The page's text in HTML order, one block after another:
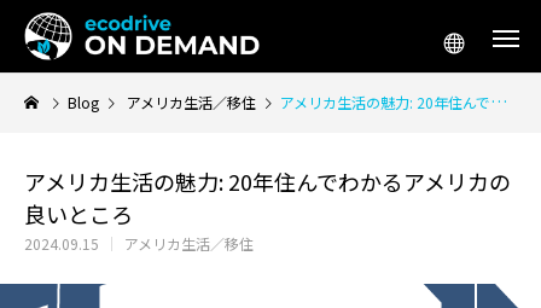
アメリカ生活／移住
Blog アメリカ生活／移住 アメリカ生活の魅力: 20年住んでわかるアメリカの良いところ
アメリカ生活の魅力: 20年住んでわかるアメリカの
良いところ
2024.09.15 アメリカ生活／移住